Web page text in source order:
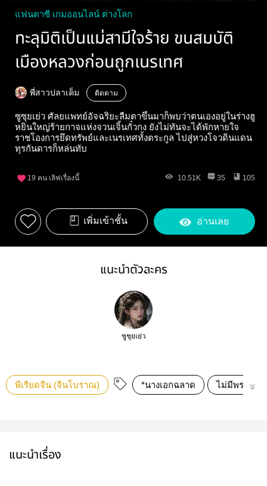
แฟนตาซี เกมออนไลน์ ต่างโลก
ทะลุมิติเป็นแม่สามีใจร้าย ขนสมบัติ
เมืองหลวงก่อนถูกเนรเทศ
พี่สาวปลาเค็ม ติดตาม
ซูซุยเย่ว ศัลยแพทย์อัจฉริยะลืมตาขึ้นมาก็พบว่าตนเองอยู่ในร่างฮู
หยินใหญ่ร้ายกาจแห่งจวนเจิ้นกั๋วกง ยังไม่ทันจะได้พักหายใจ
ราชโองการยึดทรัพย์และเนรเทศทั้งตระกูล ไปสู่หวงโจวดินแดน
ทุรกันดารก็หล่นทับ
19 คน เลิฟเรื่องนี้ 10.51K 35 105
เพิ่มเข้าชั้น อ่านเลย
แนะนำตัวละคร
ซูชุยเย่ว
พีเรียดจีน (จีนโบราณ) *นางเอกฉลาด ไม่มีพระเอก
แนะนำเรื่อง